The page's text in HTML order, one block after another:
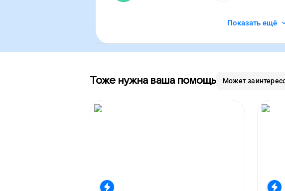
Показать ещё
Тоже нужна ваша помощь Может